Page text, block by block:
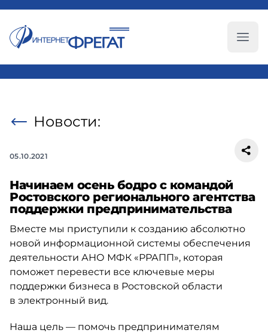
Новости:
05.10.2021
Начинаем осень бодро с командой
Ростовского регионального агентства
поддержки предпринимательства
Вместе мы приступили к созданию абсолютно
новой информационной системы обеспечения
деятельности АНО МФК «РРАПП», которая
поможет перевести все ключевые меры
поддержки бизнеса в Ростовской области
в электронный вид.
Наша цель — помочь предпринимателям